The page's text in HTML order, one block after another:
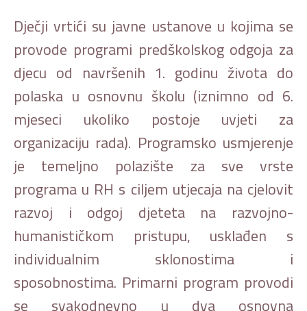
Dječji vrtići su javne ustanove u kojima se
provode programi predškolskog odgoja za
djecu od navršenih 1. godinu života do
polaska u osnovnu školu (iznimno od 6.
mjeseci ukoliko postoje uvjeti za
organizaciju rada). Programsko usmjerenje
je temeljno polazište za sve vrste
programa u RH s ciljem utjecaja na cjelovit
razvoj i odgoj djeteta na razvojno-
humanističkom pristupu, usklađen s
individualnim sklonostima i
sposobnostima. Primarni program provodi
se svakodnevno u dva osnovna